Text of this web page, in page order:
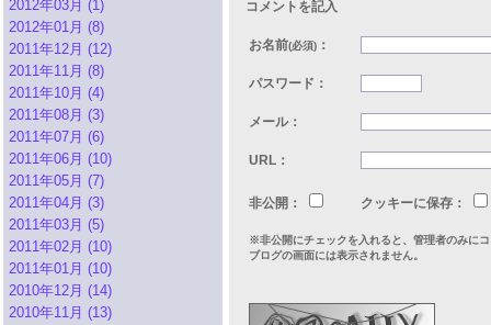
2012年03月 (1)
2012年01月 (8)
2011年12月 (12)
2011年11月 (8)
2011年10月 (4)
2011年08月 (3)
2011年07月 (6)
2011年06月 (10)
2011年05月 (7)
2011年04月 (3)
2011年03月 (5)
2011年02月 (10)
2011年01月 (10)
2010年12月 (14)
2010年11月 (13)
コメントを記入
お名前(必須) ：
パスワード：
メール：
URL：
非公開： クッキーに保存：
※非公開にチェックを入れると、管理者のみに
ブログの画面には表示されません。